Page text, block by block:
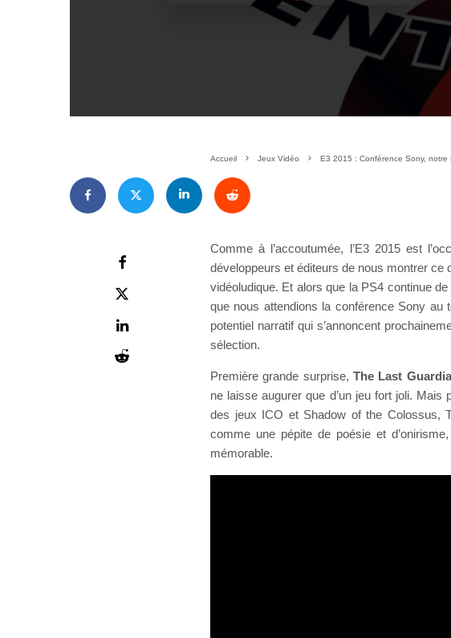
Accueil Jeux Vidéo E3 2015 : Conférence Sony, notre
Comme à l’accoutumée, l’E3 2015 est
développeurs et éditeurs de nous montrer ce
vidéoludique. Et alors que la PS4 continue
que nous attendions la conférence Sony
potentiel narratif qui s’annoncent
sélection.
Première grande surprise, The Last
ne laisse augurer que d’un jeu fort joli.
des jeux ICO et Shadow of the Colossus,
comme une pépite de poésie et
mémorable.